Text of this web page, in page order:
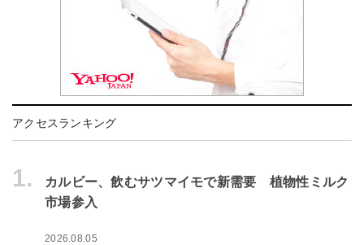
アクセスランキング
1.
カルビー、飲むサツマイモで新需要 植物性ミルク
市場参入
2026.08.05